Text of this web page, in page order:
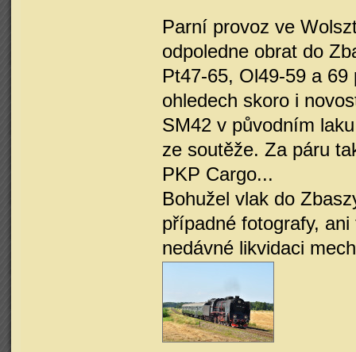
Parní provoz ve
odpoledne obrat do
Pt47-65, Ol49-59 a
ohledech skoro i
SM42 v původním
ze soutěže. Za páru
PKP Cargo...
Bohužel vlak do
případné fotografy,
nedávné likvidaci